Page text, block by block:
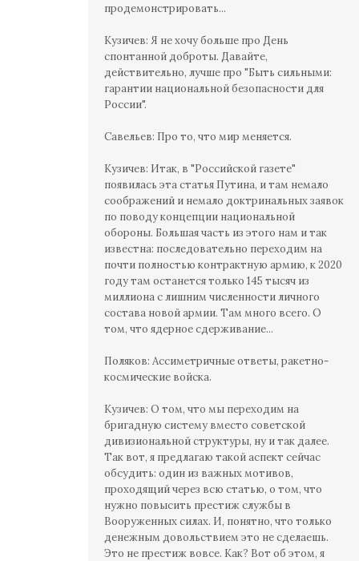
продемонстрировать...
Кузичев: Я не хочу больше про День
спонтанной доброты. Давайте,
действительно, лучше про "Быть сильными:
гарантии национальной безопасности для
России".
Савельев: Про то, что мир меняется.
Кузичев: Итак, в "Российской газете"
появилась эта статья Путина, и там немало
соображений и немало доктринальных заявок
по поводу концепции национальной
обороны. Большая часть из этого нам и так
известна: последовательно переходим на
почти полностью контрактную армию, к 2020
году там останется только 145 тысяч из
миллиона с лишним численности личного
состава новой армии. Там много всего. О
том, что ядерное сдерживание...
Поляков: Ассиметричные ответы, ракетно-
космические войска.
Кузичев: О том, что мы переходим на
бригадную систему вместо советской
дивизиональной структуры, ну и так далее.
Так вот, я предлагаю такой аспект сейчас
обсудить: один из важных мотивов,
проходящий через всю статью, о том, что
нужно повысить престиж службы в
Вооруженных силах. И, понятно, что только
денежным довольствием это не сделаешь.
Это не престиж вовсе. Как? Вот об этом, я